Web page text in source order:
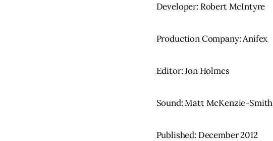
Developer: Robert McIntyre
Production Company: Anifex
Editor: Jon Holmes
Sound: Matt McKenzie-Smith
Published: December 2012